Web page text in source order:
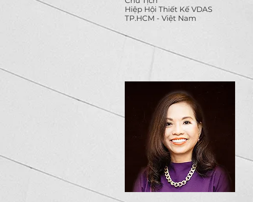
Hiệp Hội Thiết Kế VDAS
TP.HCM - Việt Nam